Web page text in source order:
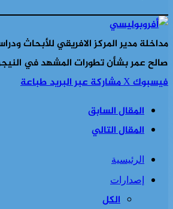
مداخلة مدير المركز الافريقي للأبحاث
صالح عمر بشأن تطورات المشهد في
فيسبوك‫Xمشاركة عبر البريدطباعة
المقال السابق
المقال التالي
الرئيسية
إصدارات
الكل